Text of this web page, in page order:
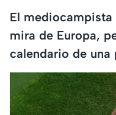
El
mira de Europa,
calendario de una